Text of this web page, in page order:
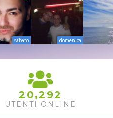
sabato domenica
2 0,2 92
UTENTI ONLINE